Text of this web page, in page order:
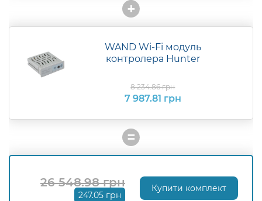
+
WAND Wi-Fi модуль
контролера Hunter
8 234.86 грн
7 987.81 грн
=
26 548.98 грн
247.05 грн
Купити комплект